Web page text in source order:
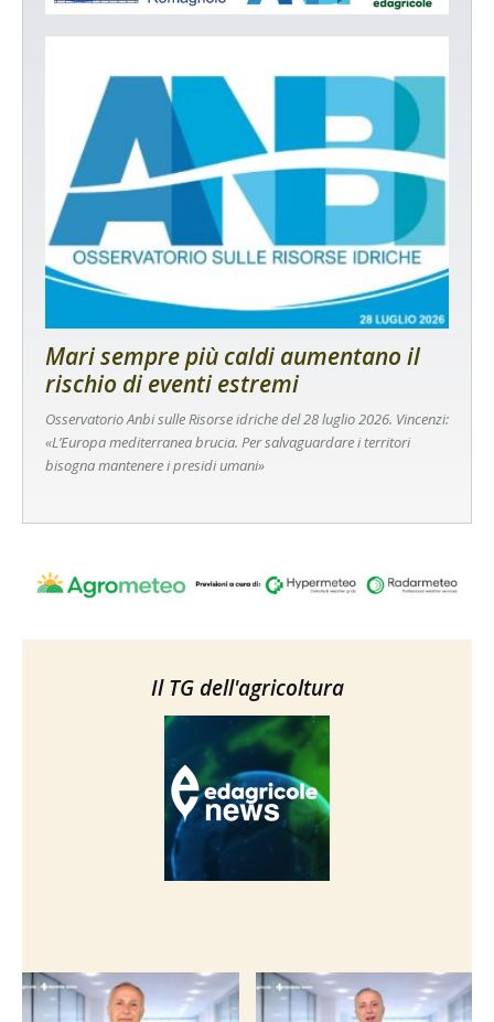
Mari sempre più caldi aumentano il
rischio di eventi estremi
Osservatorio Anbi sulle Risorse idriche del 28 luglio 2026. Vincenzi:
«L’Europa mediterranea brucia. Per salvaguardare i territori
bisogna mantenere i presidi umani»
Il TG dell'agricoltura